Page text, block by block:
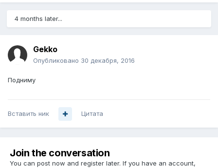
4 months later...
Gekko
Опубликовано 30 декабря, 2016
Подниму
Вставить ник Цитата
Join the conversation
You can post now and register later. If you have an account,